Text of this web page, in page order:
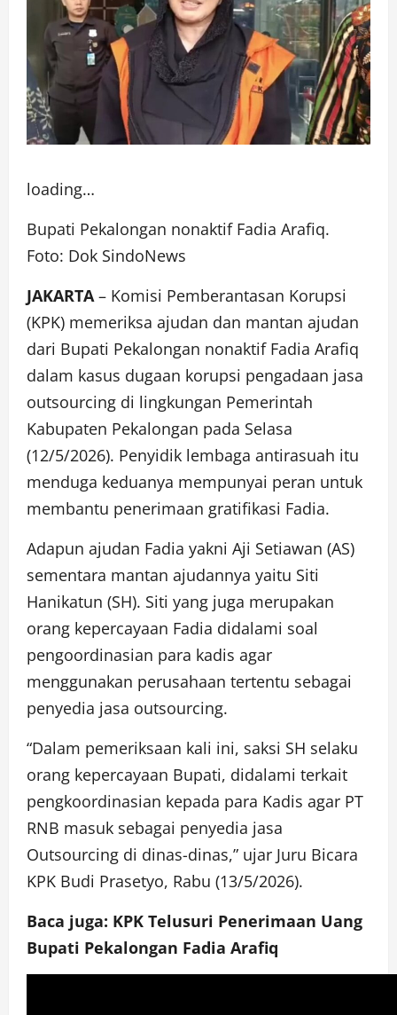
loading…
Bupati Pekalongan nonaktif Fadia Arafiq.
Foto: Dok SindoNews
JAKARTA– Komisi Pemberantasan Korupsi
(KPK) memeriksa ajudan dan mantan ajudan
dari Bupati Pekalongan nonaktif Fadia Arafiq
dalam kasus dugaan korupsi pengadaan jasa
outsourcing di lingkungan Pemerintah
Kabupaten Pekalongan pada Selasa
(12/5/2026). Penyidik lembaga antirasuah itu
menduga keduanya mempunyai peran untuk
membantu penerimaan gratifikasi Fadia.
Adapun ajudan Fadia yakni Aji Setiawan (AS)
sementara mantan ajudannya yaitu Siti
Hanikatun (SH). Siti yang juga merupakan
orang kepercayaan Fadia didalami soal
pengoordinasian para kadis agar
menggunakan perusahaan tertentu sebagai
penyedia jasa outsourcing.
“Dalam pemeriksaan kali ini, saksi SH selaku
orang kepercayaan Bupati, didalami terkait
pengkoordinasian kepada para Kadis agar PT
RNB masuk sebagai penyedia jasa
Outsourcing di dinas-dinas,” ujar Juru Bicara
KPK Budi Prasetyo, Rabu (13/5/2026).
Baca juga: KPK Telusuri Penerimaan Uang
Bupati Pekalongan Fadia Arafiq